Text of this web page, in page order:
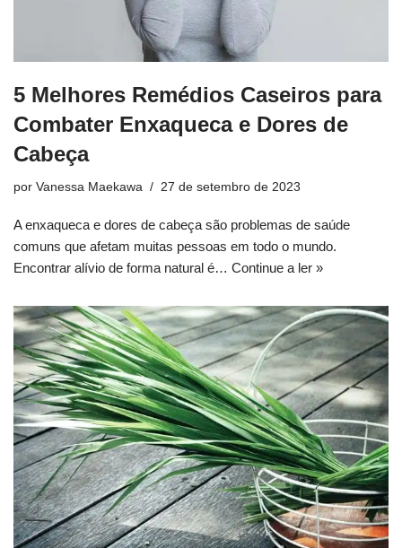
5 Melhores Remédios Caseiros para
Combater Enxaqueca e Dores de
Cabeça
por Vanessa Maekawa 27 de setembro de 2023
A enxaqueca e dores de cabeça são problemas de saúde
comuns que afetam muitas pessoas em todo o mundo.
Encontrar alívio de forma natural é… Continue a ler »